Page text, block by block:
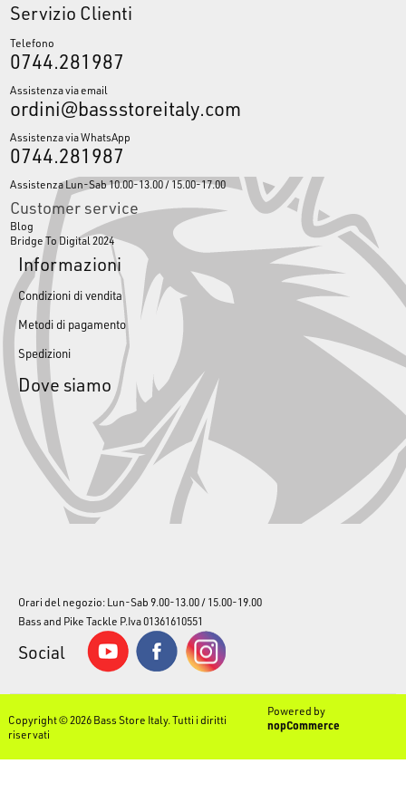
Servizio Clienti
Telefono
0744.281987
Assistenza via email
ordini@bassstoreitaly.com
Assistenza via WhatsApp
0744.281987
Assistenza Lun-Sab 10.00-13.00 / 15.00-17.00
Customer service
Blog
Bridge To Digital 2024
Informazioni
Condizioni di vendita
Metodi di pagamento
Spedizioni
Dove siamo
Orari del negozio: Lun-Sab 9.00-13.00 / 15.00-19.00
Bass and Pike Tackle P.Iva 01361610551
Social
Copyright © 2026 Bass Store Italy. Tutti i diritti
riservati
Powered by
nopCommerce